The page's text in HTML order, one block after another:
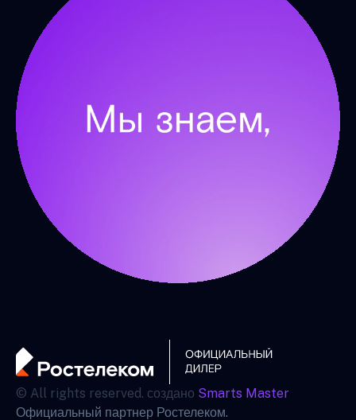
© All rights reserved. создано Smarts Master
Официальный партнер Ростелеком.